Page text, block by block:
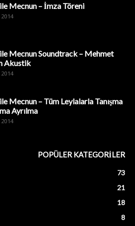
Mecnun – İmza Töreni
Mecnun Soundtrack – Mehmet
Akustik
2014
Mecnun – Tüm Leylalarla Tanışma
Ayrılma
2014
POPÜLER KATEGORİLER
73
21
18
8